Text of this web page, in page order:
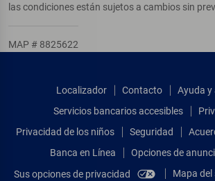
las condiciones están sujetos a cambios sin
MAP # 8825622
Localizador Contacto
Ayuda y
Servicios bancarios accesibles
Privacidad de los niños
Seguridad
Banca en Línea
Opciones de
Sus opciones de privacidad
Mapa del